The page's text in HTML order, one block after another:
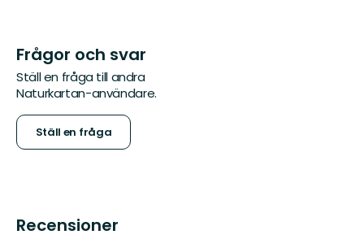
Frågor och svar
Ställ en fråga till andra
Naturkartan-användare.
Ställ en fråga
Recensioner